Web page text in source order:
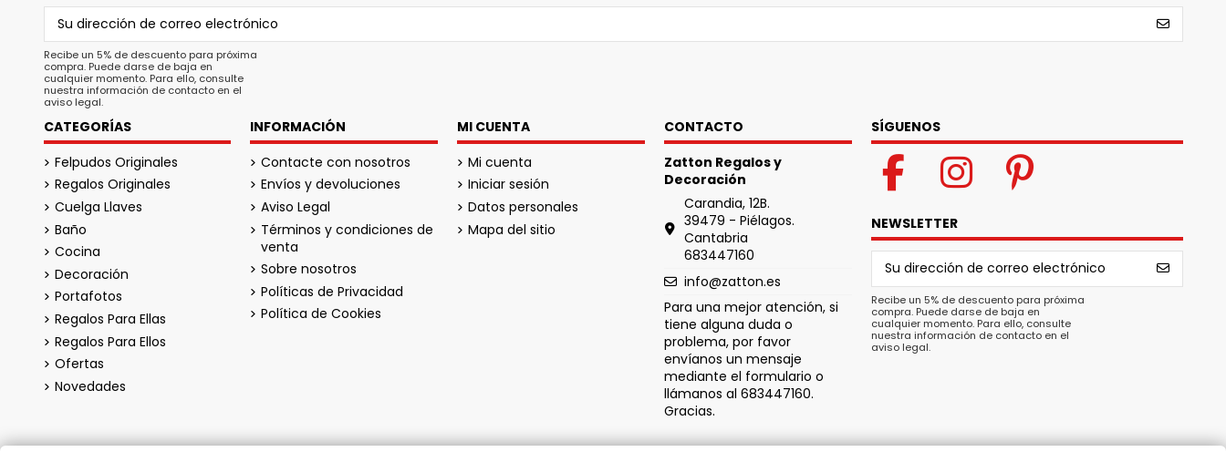
Recibe un 5% de descuento para próxima
compra. Puede darse de baja en
cualquier momento. Para ello, consulte
nuestra información de contacto en el
aviso legal.
CATEGORÍAS
Felpudos Originales
Regalos Originales
Cuelga Llaves
Baño
Cocina
Decoración
Portafotos
Regalos Para Ellas
Regalos Para Ellos
Ofertas
Novedades
INFORMACIÓN
Contacte con nosotros
Envíos y devoluciones
Aviso Legal
Términos y condiciones de
venta
Sobre nosotros
Políticas de Privacidad
Política de Cookies
MI CUENTA
Mi cuenta
Iniciar sesión
Datos personales
Mapa del sitio
CONTACTO
Zatton Regalos y
Decoración
Carandia, 12B.
39479 - Piélagos.
Cantabria
683447160
info@zatton.es
Para una mejor atención, si
tiene alguna duda o
problema, por favor
envíanos un mensaje
mediante el formulario o
llámanos al 683447160.
Gracias.
SÍGUENOS
NEWSLETTER
Recibe un 5% de descuento para próxima
compra. Puede darse de baja en
cualquier momento. Para ello, consulte
nuestra información de contacto en el
aviso legal.